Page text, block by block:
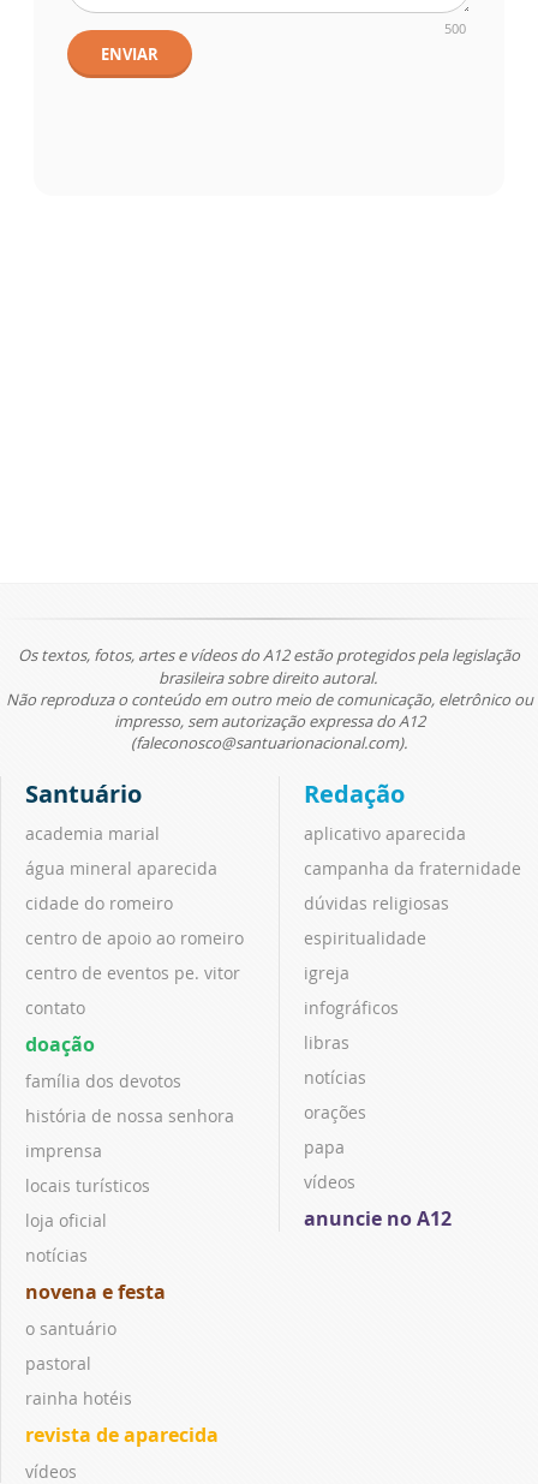
500
ENVIAR
Os textos, fotos, artes e vídeos do A12 estão protegidos pela legislação
brasileira sobre direito autoral.
Não reproduza o conteúdo em outro meio de comunicação, eletrônico ou
impresso, sem autorização expressa do A12
(faleconosco@santuarionacional.com).
Santuário
academia marial
água mineral aparecida
cidade do romeiro
centro de apoio ao romeiro
centro de eventos pe. vitor
contato
doação
família dos devotos
história de nossa senhora
imprensa
locais turísticos
loja oficial
notícias
novena e festa
o santuário
pastoral
rainha hotéis
revista de aparecida
vídeos
Redação
aplicativo aparecida
campanha da fraternidade
dúvidas religiosas
espiritualidade
igreja
infográficos
libras
notícias
orações
papa
vídeos
anuncie no A12